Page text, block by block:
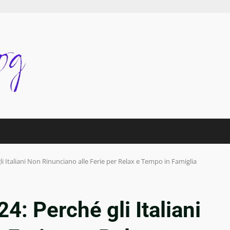
Italiani Non Rinunciano alle Ferie per Relax e Tempo in Famiglia
Perché gli Italiani